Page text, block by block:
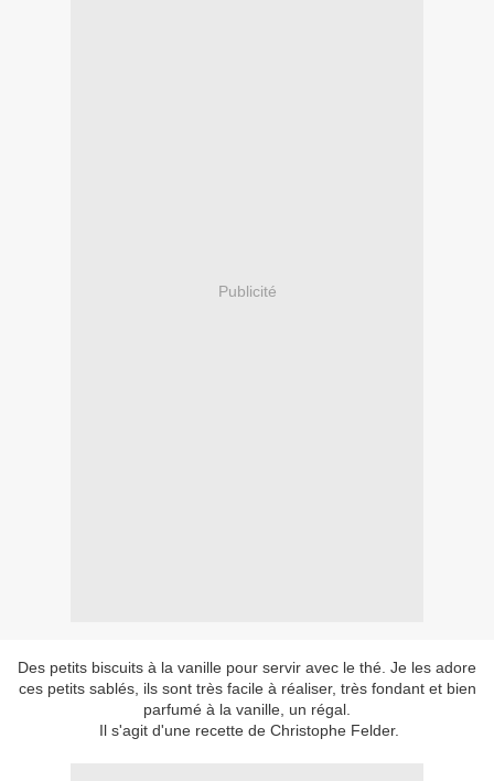
Publicité
Des petits biscuits à la vanille pour servir avec le thé. Je les adore
ces petits sablés, ils sont très facile à réaliser, très fondant et bien
parfumé à la vanille, un régal.
Il s'agit d'une recette de Christophe Felder.